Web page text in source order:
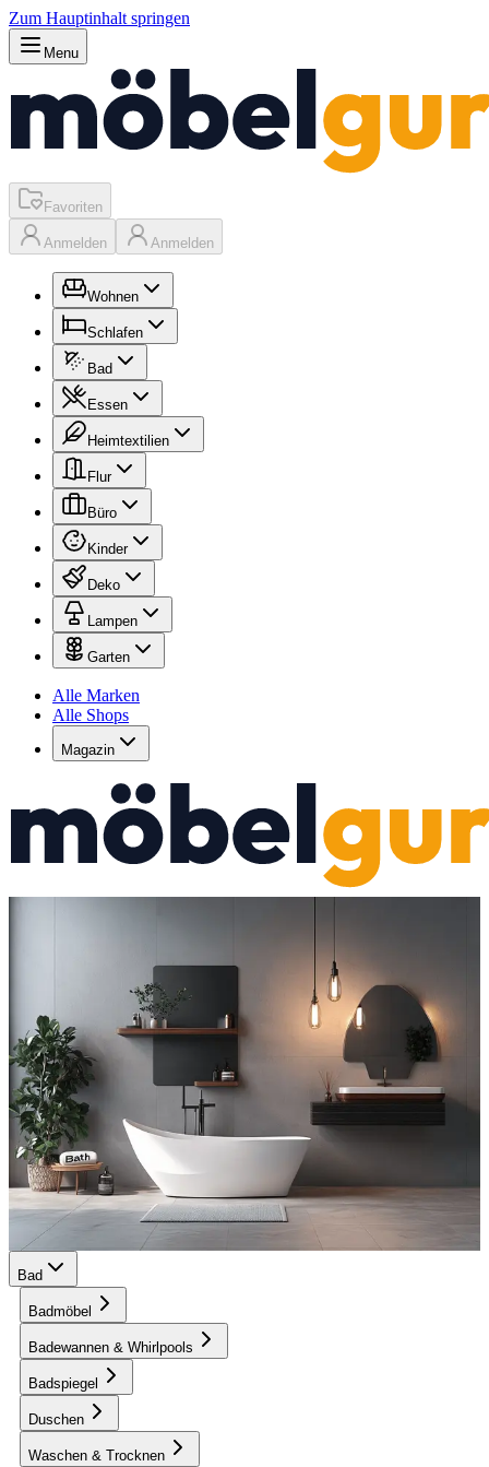
Zum Hauptinhalt springen
Menu
Favoriten
Anmelden Anmelden
Wohnen
Schlafen
Bad
Essen
Heimtextilien
Flur
Büro
Kinder
Deko
Lampen
Garten
Alle Marken
Alle Shops
Magazin
Bad
Badmöbel
Badewannen & Whirlpools
Badspiegel
Duschen
Waschen & Trocknen